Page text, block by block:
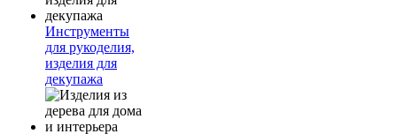
Инструменты
для рукоделия,
изделия для
декупажа